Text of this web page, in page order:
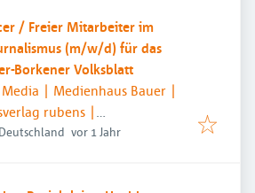
/ Freier Mitarbeiter im
(m/w/d) für das
Borkener Volksblatt
rubens |
Veröffentlicht
vor 1 Jahr